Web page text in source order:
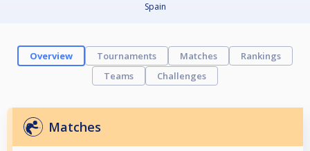
Spain
Overview Tournaments Matches
Rankings
Teams
Challenges
Matches